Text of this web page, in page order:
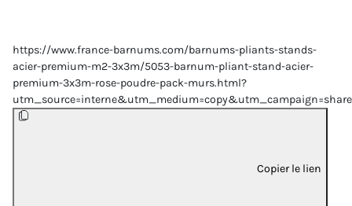
https://www.france-barnums.com/barnums-pliants-stands-
acier-premium-m2-3x3m/5053-barnum-pliant-stand-acier-
premium-3x3m-rose-poudre-pack-murs.html?
Copier le lien